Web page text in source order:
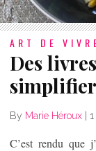
ART DE
Des
By Marie Héroux |
C’est rendu que